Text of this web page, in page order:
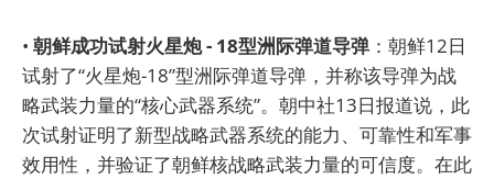
• 朝鲜成功试射火星炮 - 18型洲际弹道导弹：朝鲜12日
试射了“火星炮-18”型洲际弹道导弹，并称该导弹为战
略武装力量的“核心武器系统”。朝中社13日报道说，此
次试射证明了新型战略武器系统的能力、可靠性和军事
效用性，并验证了朝鲜核战略武装力量的可信度。在此